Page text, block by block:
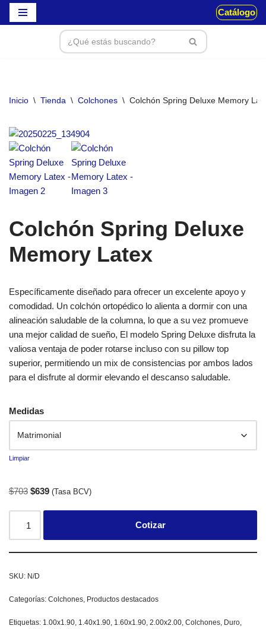
Catálogo
Inicio \ Tienda \ Colchones \ Colchón Spring Deluxe Memory
Colchón Spring Deluxe
Memory Latex
Específicamente diseñado para ofrecer un excelente apoyo y
comodidad. Un colchón ortopédico lo alienta a dormir con una
alineación saludable de la columna, lo que a su vez promueve
una mejor calidad de sueño, El modelo Spring Deluxe disfruta la
valiosa ventaja de poder rotarse incluso con su pillow top
superior, permitiendo un mix de consistencias por ambos lados
para el disfrute al dormir elevando el descanso saludable.
Medidas
Limpiar
$703 $639 (Tasa BCV)
Cotizar
SKU: N/D
Categorías: Colchones, Productos destacados
Etiquetas: 1.00x1.90, 1.40x1.90, 1.60x1.90, 2.00x2.00, Colchones, Duro,